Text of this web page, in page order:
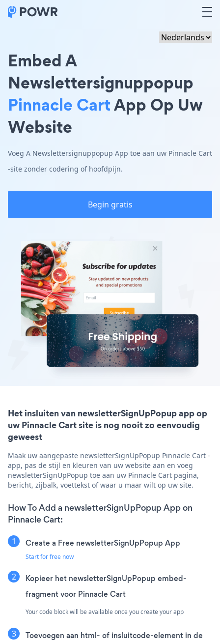
Embed A
Newslettersignuppopup
Pinnacle CartApp Op Uw
Website
Voeg A Newslettersignuppopup App toe aan uw Pinnacle Cart
-site zonder codering of hoofdpijn.
Begin gratis
Het insluiten van newsletterSignUpPopup app op
uw Pinnacle Cart site is nog nooit zo eenvoudig
geweest
Maak uw aangepaste newsletterSignUpPopup Pinnacle Cart -
app, pas de stijl en kleuren van uw website aan en voeg
newsletterSignUpPopup toe aan uw Pinnacle Cart pagina,
bericht, zijbalk, voettekst of waar u maar wilt op uw site.
How To Add a newsletterSignUpPopup App on
Pinnacle Cart:
Create a Free newsletterSignUpPopup App
Start for free now
Kopieer het newsletterSignUpPopup embed-
fragment voor Pinnacle Cart
Your code block will be available once you create your app
Toevoegen aan html- of insluitcode-element in de